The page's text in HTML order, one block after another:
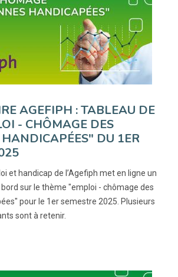
AGEFIPH : TABLEAU DE
- CHÔMAGE DES
DU 1ER
et handicap de l’Agefiph met en ligne un
sur le thème "emploi - chômage des
pour le 1er semestre 2025. Plusieurs
sont à retenir.